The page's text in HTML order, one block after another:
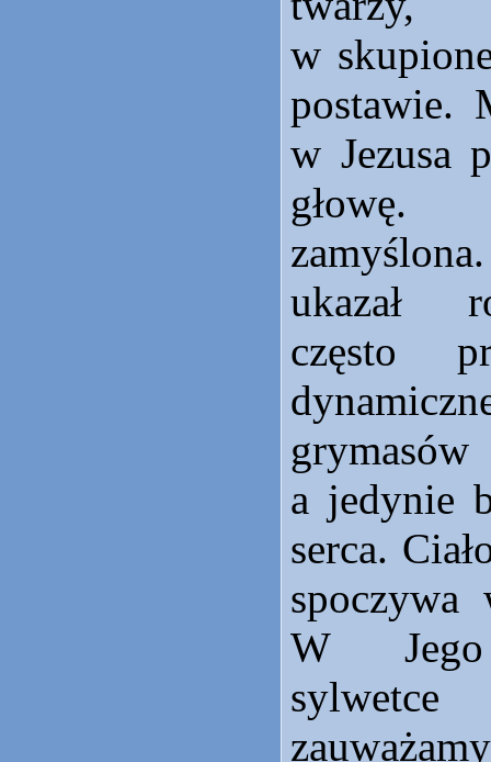
w
postawie.
w Jezusa
głowę.
ukazał
często
a jedynie
serca.
spoczywa
W Jego